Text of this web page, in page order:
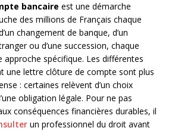
bancaire est une démarche
des millions de Français chaque
changement de banque, d’un
ou d’une succession, chaque
spécifique. Les différentes
une lettre clôture de compte sont plus
: certaines relèvent d’un choix
obligation légale. Pour ne pas
conséquences financières durables, il
un professionnel du droit avant